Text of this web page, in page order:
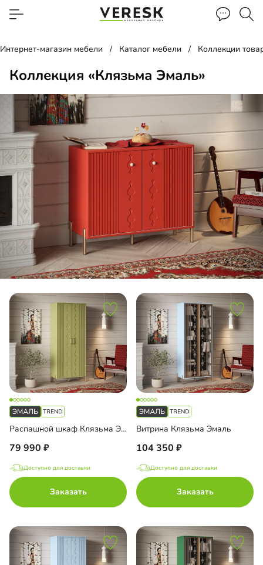
Интернет-магазин мебели Каталог мебели Коллекции
Коллекция «Клязьма Эмаль»
Распашной шкаф Клязьма Эмаль
79 990
Доступно для доставки
Заказать
Витрина Клязьма Эмаль
104 350
Доступно для доставки
Заказать